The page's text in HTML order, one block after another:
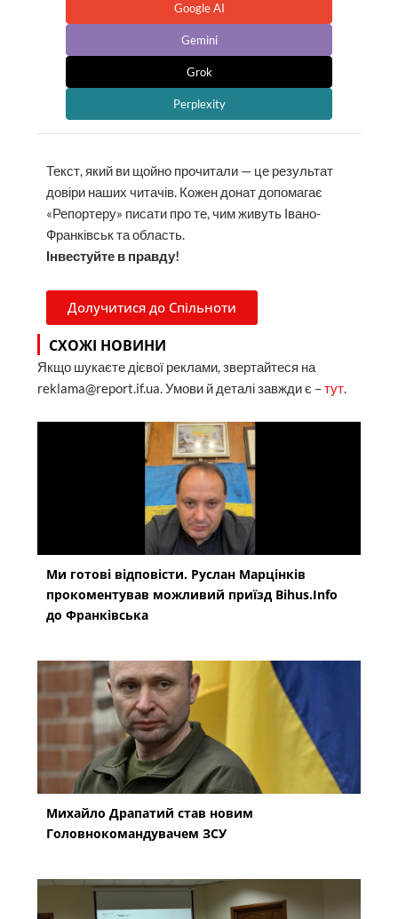
Google AI
Gemini
Grok
Perplexity
Текст, який ви щойно прочитали — це результат
довіри наших читачів. Кожен донат допомагає
«Репортеру» писати про те, чим живуть Івано-
Франківськ та область.
Інвестуйте в правду!
Долучитися до Спільноти
СХОЖІ НОВИНИ
Якщо шукаєте дієвої реклами, звертайтеся на
reklama@report.if.ua. Умови й деталі завжди є –тут.
Ми готові відповісти. Руслан Марцінків
прокоментував можливий приїзд Bihus.Info
до Франківська
Михайло Драпатий став новим
Головнокомандувачем ЗСУ